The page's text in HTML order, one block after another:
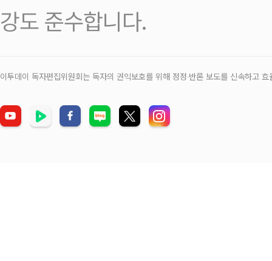
강도 준수합니다.
이투데이 독자편집위원회는 독자의 권익보호를 위해 정정‧반론 보도를 신속하고